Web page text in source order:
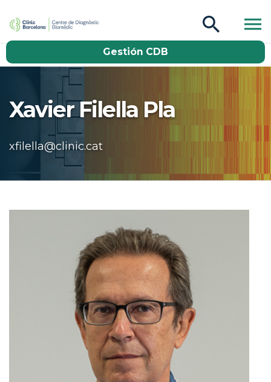
Buscar
Gestión CDB
Xavier Filella Pla
xfilella@clinic.cat